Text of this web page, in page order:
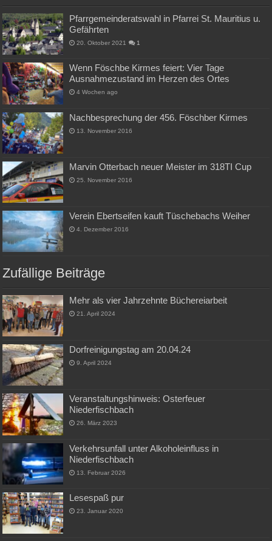
Pfarrgemeinderatswahl in Pfarrei St. Mauritius u.
Gefährten
20. Oktober 2021 1
Wenn Föschbe Kirmes feiert: Vier Tage
Ausnahmezustand im Herzen des Ortes
4 Wochen ago
Nachbesprechung der 456. Föschber Kirmes
13. November 2016
Marvin Otterbach neuer Meister im 318TI Cup
25. November 2016
Verein Ebertseifen kauft Tüschebachs Weiher
4. Dezember 2016
Zufällige Beiträge
Mehr als vier Jahrzehnte Büchereiarbeit
21. April 2024
Dorfreinigungstag am 20.04.24
9. April 2024
Ver­an­stal­tungs­hin­weis: Osterfeuer
Niederfischbach
26. März 2023
Verkehrsunfall unter Alkoholeinfluss in
Niederfischbach
13. Februar 2026
Lesespaß pur
23. Januar 2020